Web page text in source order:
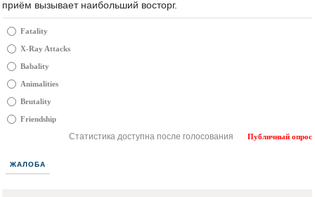
приём вызывает наибольший восторг.
Fatality
X-Ray Attacks
Babality
Animalities
Brutality
Friendship
Статистика доступна после голосования Публичный опрос
ЖАЛОБА